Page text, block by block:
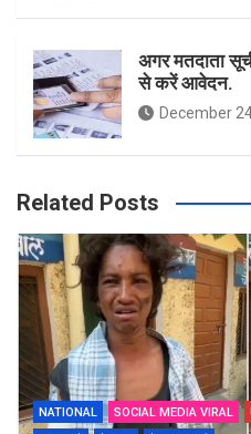
अगर मतदाता
से करें आवेदन.
December
Related Posts
NATIONAL SOCIAL MEDIA VIRAL